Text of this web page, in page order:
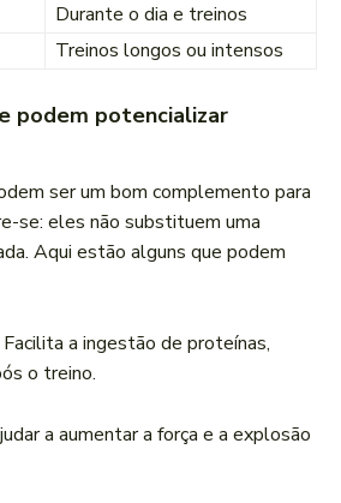
Durante o dia e treinos
Treinos longos ou intensos
podem potencializar
ser um bom complemento para
se: eles não substituem uma
Aqui estão alguns que podem
Facilita a ingestão de proteínas,
o treino.
a aumentar a força e a explosão